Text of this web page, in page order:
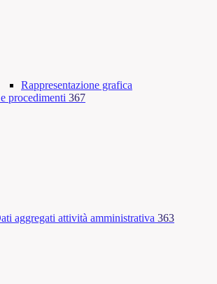
Rappresentazione grafica
procedimenti 367
aggregati attività amministrativa 363